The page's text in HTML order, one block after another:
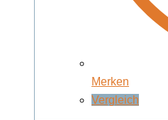
Merken
Vergleich